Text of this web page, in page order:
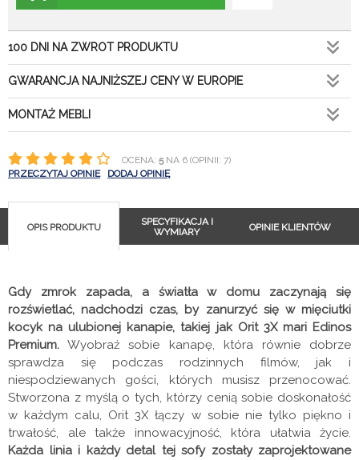
100 DNI NA ZWROT PRODUKTU
GWARANCJA NAJNIŻSZEJ CENY W EUROPIE
MONTAŻ MEBLI
OCENA: 5NA 6 (OPINII: 7)
PRZECZYTAJ OPINIE
DODAJ OPINIĘ
OPIS PRODUKTU
SPECYFIKACJA I
WYMIARY
OPINIE KLIENTÓW
Gdy zmrok zapada, a światła w domu zaczynają się
rozświetlać, nadchodzi czas, by zanurzyć się w mięciutki
kocyk na ulubionej kanapie, takiej jak Orit 3X mari Edinos
Premium. Wyobraź sobie kanapę, która równie dobrze
sprawdza się podczas rodzinnych filmów, jak i
niespodziewanych gości, których musisz przenocować.
Stworzona z myślą o tych, którzy cenią sobie doskonałość
w każdym calu, Orit 3X łączy w sobie nie tylko piękno i
trwałość, ale także innowacyjność, która ułatwia życie.
Każda linia i każdy detal tej sofy zostały zaprojektowane